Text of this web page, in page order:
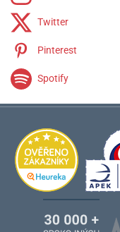
Twitter
Pinterest
Spotify